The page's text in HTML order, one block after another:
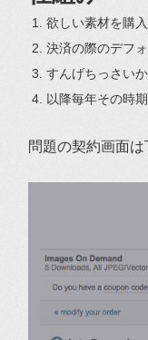
欲しい素材を購入
決済の際のデフ
すんげちっさい
以降毎年その時
問題の契約画面